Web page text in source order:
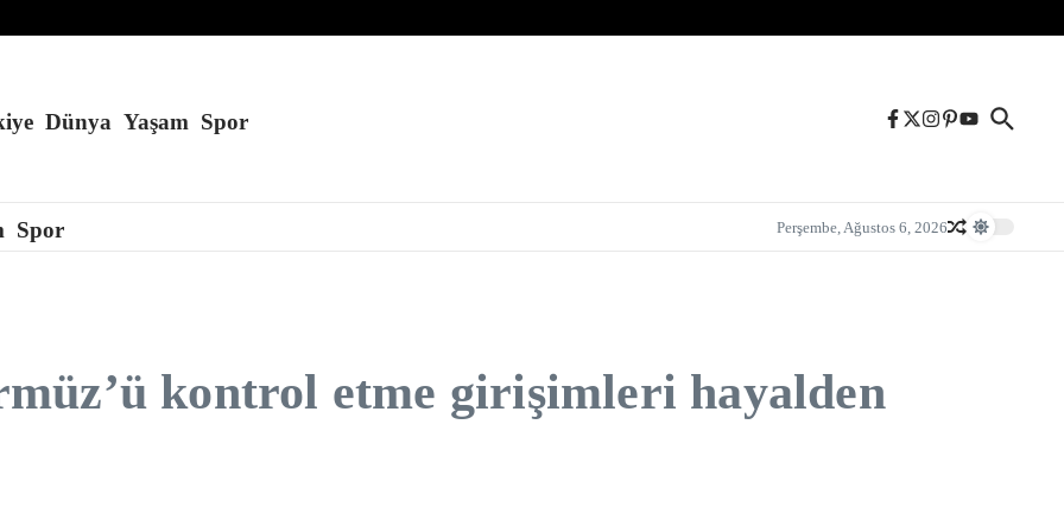
koruyacağız?
Dünya Yaşam Spor
Spor Perşembe, Ağustos 6, 2026
kontrol etme girişimleri hayalden